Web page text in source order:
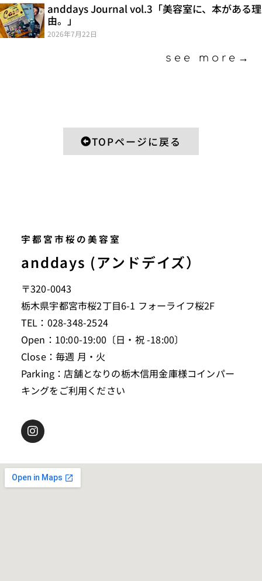
anddays Journal vol.3「美容室に、本がある理
由。」
2026年7月22日
see more→
TOPページに戻る
宇都宮市桜の美容室
anddays (アンドデイズ）
〒320-0043
栃木県宇都宮市桜2丁目6-1 フォーライフ桜2F
TEL：028-348-2524
Open：10:00-19:00〔日・祝 -18:00〕
Close：毎週 月・火
Parking：店舗となりの栃木信用金庫様コインパー
キングをご利用ください